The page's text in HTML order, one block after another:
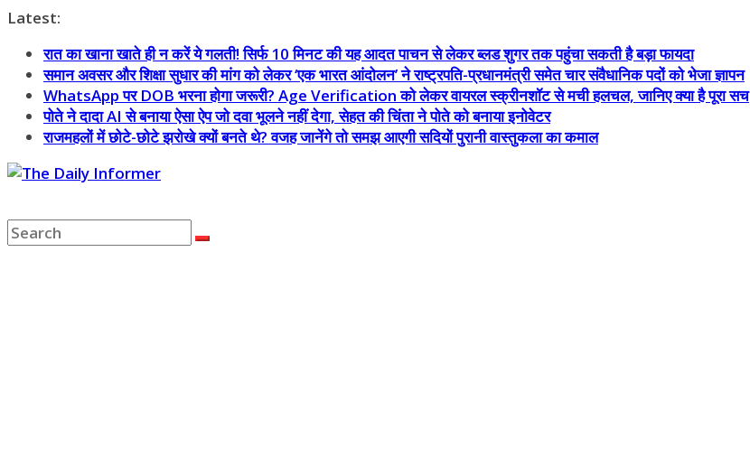
Skip
content
Latest:
रात का खाना खाते ही न करें ये गलती! सिर्फ 10 मिनट की यह आदत पाचन से लेकर ब्लड शुगर तक पहुंचा सकती है बड़ा फायदा
समान अवसर और शिक्षा सुधार की मांग को लेकर ‘एक भारत आंदोलन’ ने राष्ट्रपति-प्रधानमंत्री समेत चार संवैधानिक पदों को भेजा ज्ञापन
WhatsApp पर DOB भरना होगा जरूरी? Age Verification को लेकर वायरल स्क्रीनशॉट से मची हलचल, जानिए क्या है पूरा सच
पोते ने दादा AI से बनाया ऐसा ऐप जो दवा भूलने नहीं देगा, सेहत की चिंता ने पोते को बनाया इनोवेटर
राजमहलों में छोटे-छोटे झरोखे क्यों बनते थे? वजह जानेंगे तो समझ आएगी सदियों पुरानी वास्तुकला का कमाल